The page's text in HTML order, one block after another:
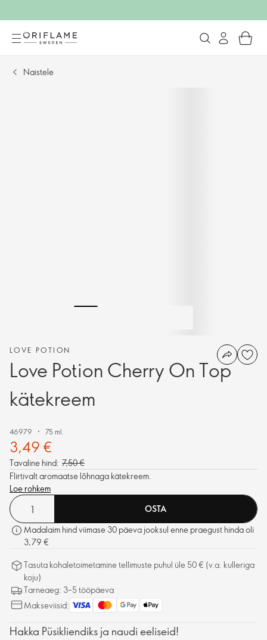
Naistele
LOVE POTION
Love Potion Cherry On Top
kätekreem
46979 75 ml.
3,49 €
Tavaline hind: 7,50 €
Flirtivalt aromaatse lõhnaga kätekreem.
Loe rohkem
OSTA
Madalaim hind viimase 30 päeva jooksul enne praegust hinda oli
3,79 €
Tasuta kohaletoimetamine tellimuste puhul üle 50 € (v.a. kulleriga
koju)
Tarneaeg: 3–5 tööpäeva
Makseviisid:
Hakka Püsikliendiks ja naudi eeliseid!